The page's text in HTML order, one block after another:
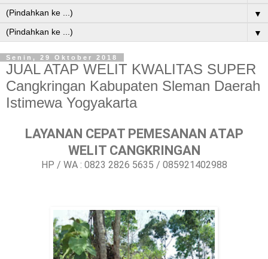
▼
▼
Senin, 29 Oktober 2018
JUAL ATAP WELIT KWALITAS SUPER
Cangkringan Kabupaten Sleman Daerah
Istimewa Yogyakarta
LAYANAN CEPAT PEMESANAN ATAP
WELIT CANGKRINGAN
HP / WA : 0823 2826 5635 / 085921402988